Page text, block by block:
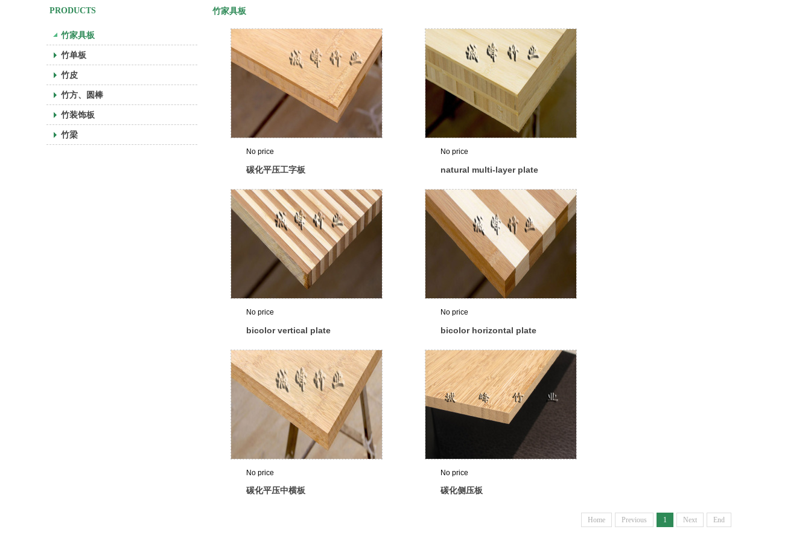
PRODUCTS
竹家具板
竹单板
竹皮
竹方、圆棒
竹装饰板
竹梁
竹家具板
No price
碳化平压工字板
No price
natural multi-layer plate
No price
bicolor vertical plate
No price
bicolor horizontal plate
No price
碳化平压中横板
No price
碳化侧压板
Home Previous 1 Next End